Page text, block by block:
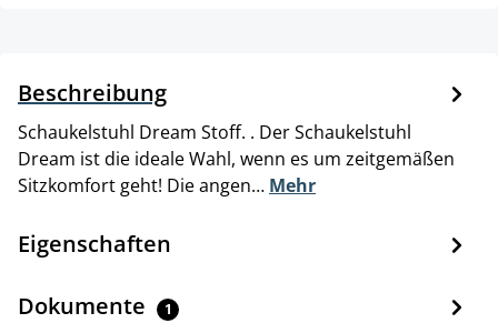
Beschreibung
Schaukelstuhl Dream Stoff. . Der Schaukelstuhl
Dream ist die ideale Wahl, wenn es um zeitgemäßen
Sitzkomfort geht! Die angen… Mehr
Eigenschaften
Dokumente 1